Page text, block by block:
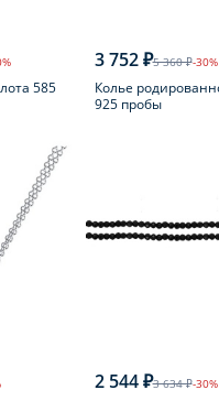
585
3 752 ₽5 360 ₽-30%
Колье родированное серебро
925 пробы
2 544 ₽3 634 ₽-30%